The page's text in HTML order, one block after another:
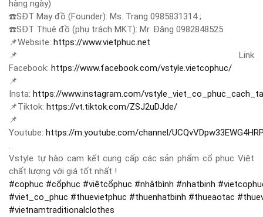
hàng ngày)
☎️SĐT May đồ (Founder): Ms. Trang 0985831314 ;
☎️SĐT Thuê đồ (phụ trách MKT): Mr. Đăng 0982848525
📌Website: https://www.vietphuc.net
📌 Link
Facebook: https://www.facebook.com/vstyle.vietcophuc/
📌
Insta: https://www.instagram.com/
📌Tiktok: https://vt.tiktok.com/ZSJ2uDJde/
📌
Youtube: https://m.youtube.com/channel/
.
Vstyle tự hào cam kết cung cấp các sản phẩm cổ phục Việt
chất lượng với giá tốt nhất !
#cophuc #cổphục #việtcổphục #nhậtbình #nhatbinh #
#viet_co_phuc #thuevietphuc #thuenhatbinh #thueaotac #
#vietnamtraditionalclothes